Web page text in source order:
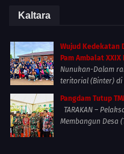
Kaltara
Wujud Kedekatan
Pam Ambalat
Nunukan-Dalam
teritorial (Binter) di
Pangdam Tutup
TARAKAN –
Membangun Desa